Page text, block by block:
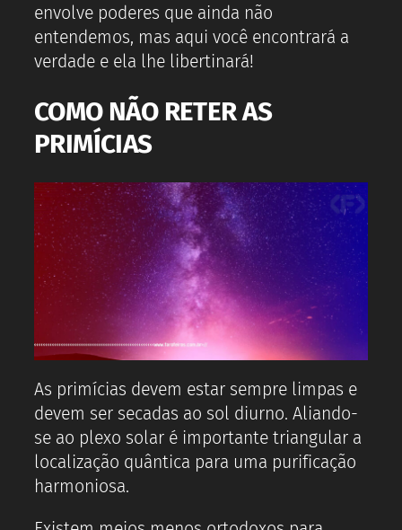
envolve poderes que ainda não
entendemos, mas aqui você encontrará a
verdade e ela lhe libertinará!
COMO NÃO RETER AS
PRIMÍCIAS
As primícias devem estar sempre limpas e
devem ser secadas ao sol diurno. Aliando-
se ao plexo solar é importante triangular a
localização quântica para uma purificação
harmoniosa.